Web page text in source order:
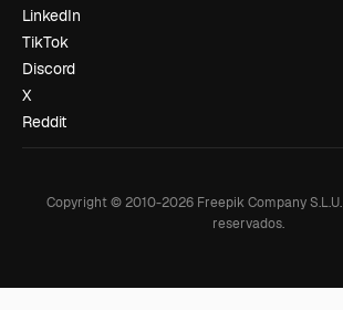
LinkedIn
TikTok
Discord
X
Reddit
Copyright © 2010-2026Freepik Company S.L.U.
reservados.